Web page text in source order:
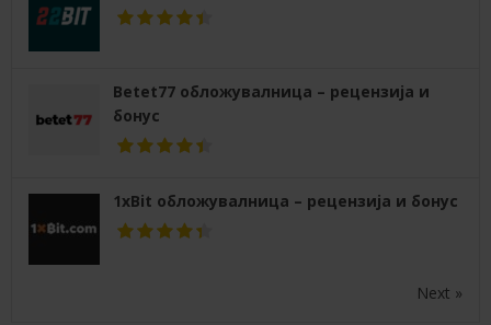
Betet77 обложувалница – рецензија и
бонус
1xBit обложувалница – рецензија и бонус
Next »